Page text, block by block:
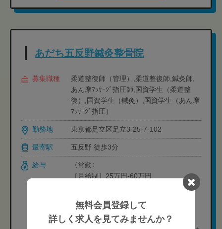
あだち五反野鍼灸整骨院
募集職種
柔道整復師（管理）,柔道整復師,鍼灸師,
あん摩ﾏｯｻｰｼﾞ指圧師,国資学生（柔道整
復）,国資学生（鍼灸）,国資学生（あん摩
ﾏｯｻｰｼﾞ指圧）
勤務地 東京都足立区足立3-25-7-102
最寄駅 五反野 徒歩3分
給与
〈常勤〉
［月給制］25万円-60万円
［内訳］
・基本給:206,000円-
無料会員登録して
詳しく求人を見てみませんか？